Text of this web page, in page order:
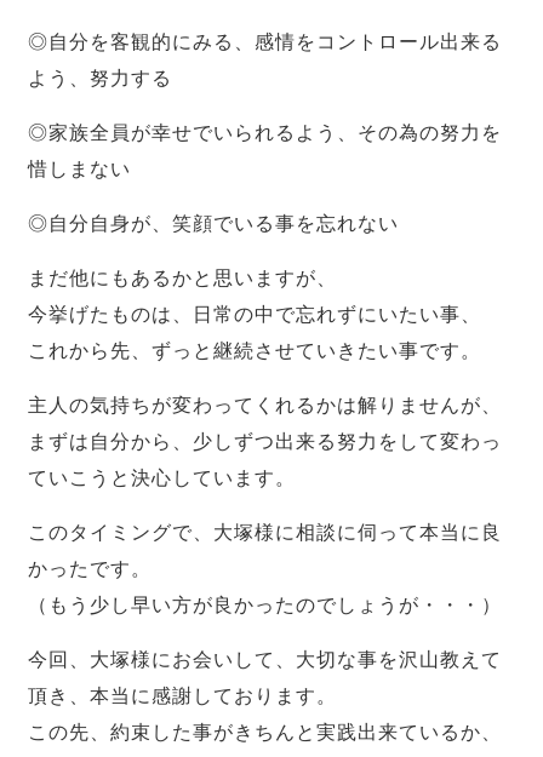
◎自分を客観的にみる、感情をコントロール出来る
よう、努力する
◎家族全員が幸せでいられるよう、その為の努力を
惜しまない
◎自分自身が、笑顔でいる事を忘れない
まだ他にもあるかと思いますが、
今挙げたものは、日常の中で忘れずにいたい事、
これから先、ずっと継続させていきたい事です。
主人の気持ちが変わってくれるかは解りませんが、
まずは自分から、少しずつ出来る努力をして変わっ
ていこうと決心しています。
このタイミングで、大塚様に相談に伺って本当に良
かったです。
（もう少し早い方が良かったのでしょうが・・・）
今回、大塚様にお会いして、大切な事を沢山教えて
頂き、本当に感謝しております。
この先、約束した事がきちんと実践出来ているか、